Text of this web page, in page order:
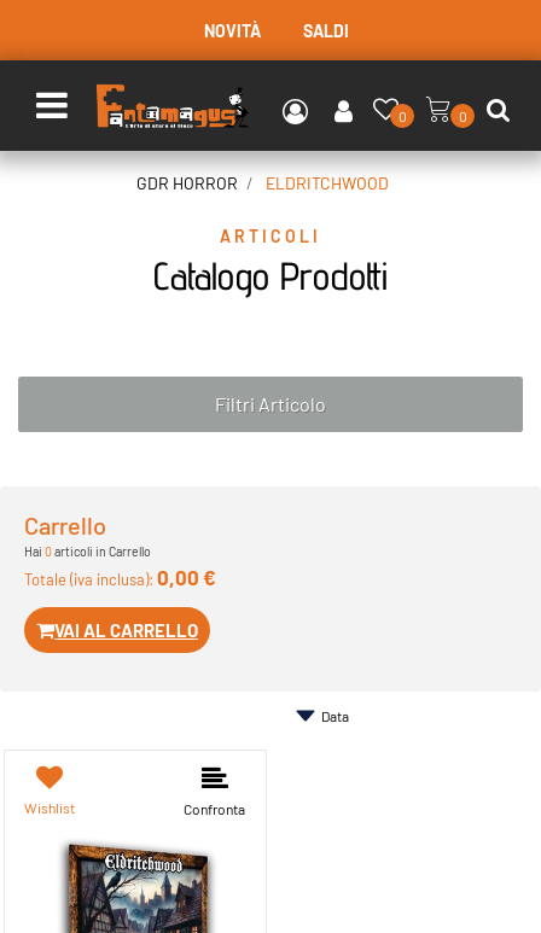
NOVITÀ SALDI
Open menu
0 0
GDR HORROR ELDRITCHWOOD
ARTICOLI
Catalogo Prodotti
Filtri Articolo
Carrello
Hai 0articoli in Carrello
Totale (iva inclusa): 0,00 €
VAI AL CARRELLO
Wishlist Confronta